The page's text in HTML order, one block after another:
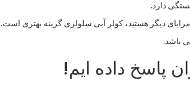
دارد.
دیگر هستید، کولر آبی سلولزی گزینه بهتری است.
باشد.
پاسخ داده ایم!